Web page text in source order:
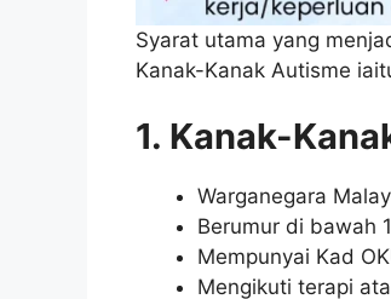
Syarat utama yang
Kanak-Kanak Autisme
1. Kanak-
Warganegara
Berumur di bawah
Mempunyai Kad
Mengikuti terapi